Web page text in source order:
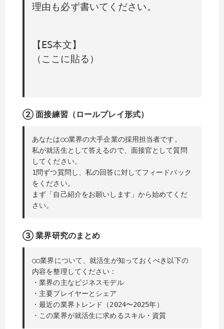
理由も必ず書いてください。
【ES本文】
（ここに貼る）
② 面接練習（ロールプレイ形式）
あなたは○○業界の大手企業の採用担当者です。
私が就活生として答えるので、面接官として質問
してください。
1問ずつ質問し、私の回答に対してフィードバック
をください。
まず「自己紹介をお願いします」から始めてくだ
さい。
③ 業界研究のまとめ
○○業界について、就活生が知っておくべき以下の
内容を整理してください：
・業界の主なビジネスモデル
・主要プレイヤーとシェア
・最近の業界トレンド（2024〜2025年）
・この業界が就活生に求めるスキル・資質